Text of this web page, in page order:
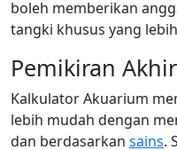
boleh memberikan
tangki khusus yang
Pemikiran Akhir
Kalkulator Akuarium
lebih mudah dengan
dan berdasarkan sains.